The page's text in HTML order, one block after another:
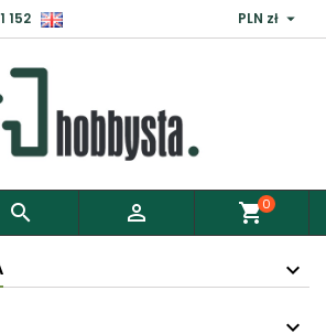
152 PLN zł 
  shopping_cart0
×
do Schowka, musisz się
Zaloguj